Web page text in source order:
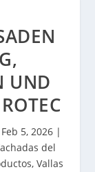
UND
Feb 5, 2026 |
del
, Vallas